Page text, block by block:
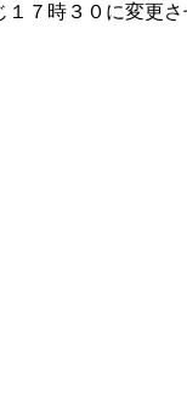
７時３０に変更